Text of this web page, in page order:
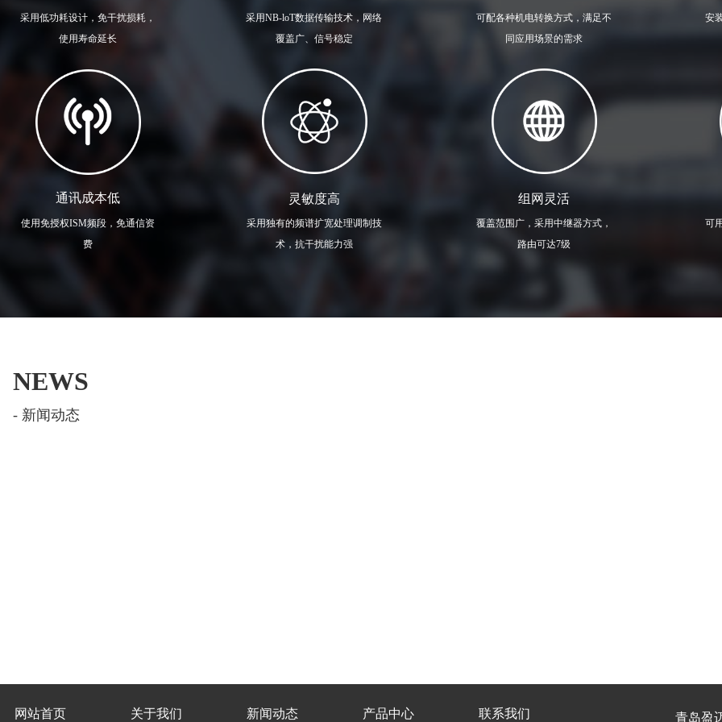
采用低功耗设计，免干扰损耗，
使用寿命延长
采用NB-loT数据传输技术，网络
覆盖广、信号稳定
可配各种机电转换方式，满足不
同应用场景的需求
安
通讯成本低
使用免授权ISM频段，免通信资
费
灵敏度高
采用独有的频谱扩宽处理调制技
术，抗干扰能力强
组网灵活
覆盖范围广，采用中继器方式，
路由可达7级
可
NEWS
- 新闻动态
网站首页 关于我们 新闻动态 产品中心 联系我们 青岛盈